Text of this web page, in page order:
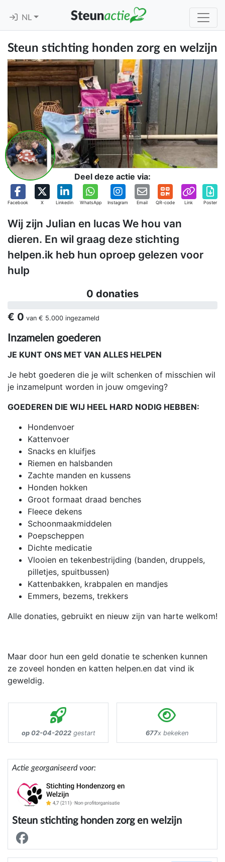
NL
Steun stichting honden zorg en welzijn
Deel deze actie via:
Facebook X Linkedin WhatsApp Instagram Email QR-code Link Poster
Wij zijn Julian en lucas We hou van
dieren. En wil graag deze stichting
helpen.ik heb hun oproep gelezen voor
hulp
0 donaties
€ 0 van € 5.000 ingezameld
Inzamelen goederen
JE KUNT ONS MET VAN ALLES HELPEN
Je hebt goederen die je wilt schenken of misschien wil
je inzamelpunt worden in jouw omgeving?
GOEDEREN DIE WIJ HEEL HARD NODIG HEBBEN:
Hondenvoer
Kattenvoer
Snacks en kluifjes
Riemen en halsbanden
Zachte manden en kussens
Honden hokken
Groot formaat draad benches
Fleece dekens
Schoonmaakmiddelen
Poepscheppen
Dichte medicatie
Vlooien en tekenbestrijding (banden, druppels,
pilletjes, spuitbussen)
Kattenbakken, krabpalen en mandjes
Emmers, bezems, trekkers
Alle donaties, gebruikt en nieuw zijn van harte welkom!
Maar door hun een geld donatie te schenken kunnen
ze zoveel honden en katten helpen.en dat vind ik
geweldig.
op 02-04-2022gestart 677x bekeken
Actie georganiseerd voor:
Steun stichting honden zorg en welzijn